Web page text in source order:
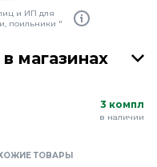
и ИП для
поильники "
магазинах
3 компл
в наличии
ТОВАРЫ